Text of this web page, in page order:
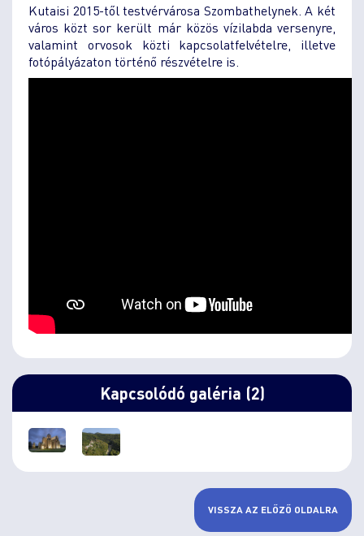
Kutaisi 2015-től testvérvárosa Szombathelynek. A két
város közt sor került már közös vízilabda versenyre,
valamint orvosok közti kapcsolatfelvételre, illetve
fotópályázaton történő részvételre is.
Kapcsolódó galéria (2)
VISSZA AZ ELŐZŐ OLDALRA